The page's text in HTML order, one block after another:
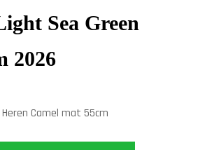
Sea Green
2026